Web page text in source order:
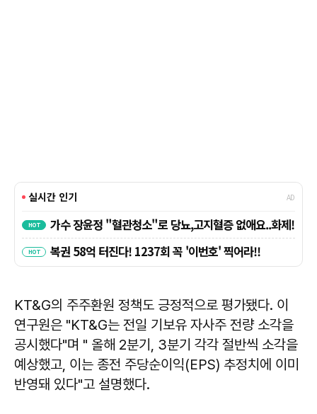
KT&G의 주주환원 정책도 긍정적으로 평가됐다. 이
연구원은 "KT&G는 전일 기보유 자사주 전량 소각을
공시했다"며 " 올해 2분기, 3분기 각각 절반씩 소각을
예상했고, 이는 종전 주당순이익(EPS) 추정치에 이미
반영돼 있다"고 설명했다.